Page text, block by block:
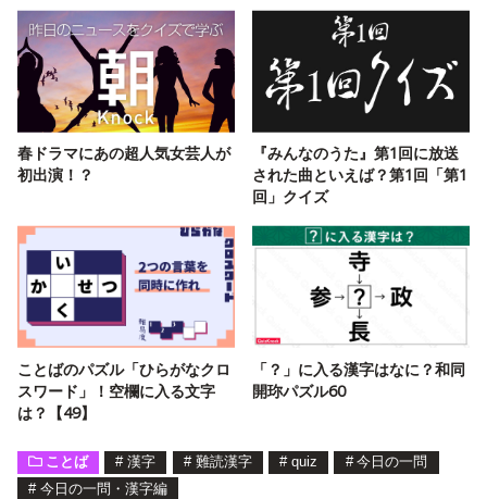
春ドラマにあの超人気女芸人が
初出演！？
『みんなのうた』第1回に放送
された曲といえば？第1回「第1
回」クイズ
ことばのパズル「ひらがなクロ
スワード」！空欄に入る文字
は？【49】
「？」に入る漢字はなに？和同
開珎パズル60
ことば # 漢字 # 難読漢字 # quiz # 今日の一問
# 今日の一問・漢字編